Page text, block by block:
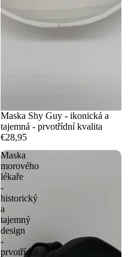
Maska Shy Guy - ikonická a
tajemná - prvotřídní kvalita
€28,95
Maska
morového
lékaře
-
historický
a
tajemný
design
-
prvotřídní